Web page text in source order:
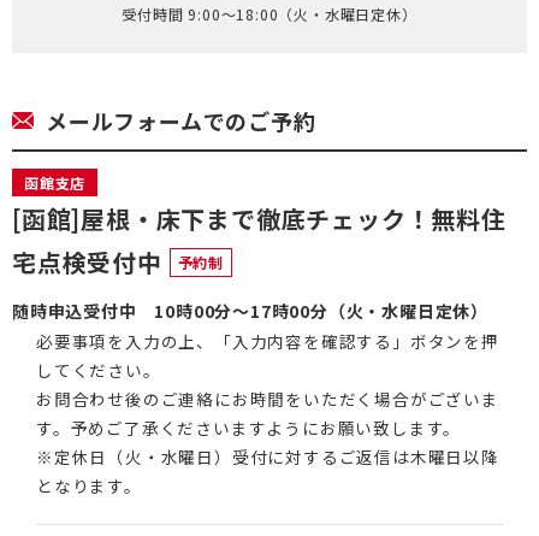
受付時間 9:00～18:00（火・水曜日定休）
メールフォームでのご予約
函館支店
[函館]屋根・床下まで徹底チェック！無料住
宅点検受付中
予約制
随時申込受付中 10時00分～17時00分（火・水曜日定休）
必要事項を⼊⼒の上、「⼊⼒内容を確認する」ボタンを押
してください。
お問合わせ後のご連絡にお時間をいただく場合がございま
す。予めご了承くださいますようにお願い致します。
※定休日（火・水曜日）受付に対するご返信は木曜日以降
となります。